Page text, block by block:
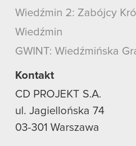
Wiedźmin 2: Zabójcy
Wiedźmin
GWINT: Wiedźmińska
Kontakt
CD PROJEKT S.A.
ul. Jagiellońska 74
03-301 Warszawa